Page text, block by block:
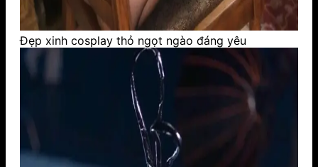
Đẹp xinh cosplay thỏ ngọt ngào đáng yêu